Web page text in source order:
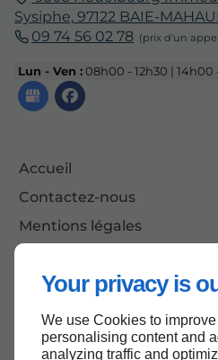
Your privacy is
We use Cookies to
personalising content and
analyzing traffic and
Sysiphe, 97122 BAIE-
09 74 56 02 78
Lun - Ven :08h00 - 12h30 | 14h00
Accueil
Contactez-nous
Mentions légales
Haut